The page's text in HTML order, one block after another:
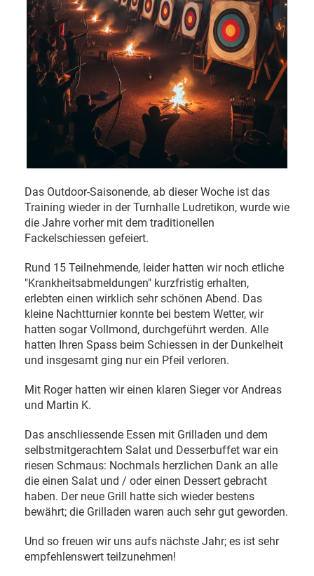
Das Outdoor-Saisonende, ab dieser Woche ist das
Training wieder in der Turnhalle Ludretikon, wurde wie
die Jahre vorher mit dem traditionellen
Fackelschiessen gefeiert.
Rund 15 Teilnehmende, leider hatten wir noch etliche
"Krankheitsabmeldungen" kurzfristig erhalten,
erlebten einen wirklich sehr schönen Abend. Das
kleine Nachtturnier konnte bei bestem Wetter, wir
hatten sogar Vollmond, durchgeführt werden. Alle
hatten Ihren Spass beim Schiessen in der Dunkelheit
und insgesamt ging nur ein Pfeil verloren.
Mit Roger hatten wir einen klaren Sieger vor Andreas
und Martin K.
Das anschliessende Essen mit Grilladen und dem
selbstmitgerachtem Salat und Desserbuffet war ein
riesen Schmaus: Nochmals herzlichen Dank an alle
die einen Salat und / oder einen Dessert gebracht
haben. Der neue Grill hatte sich wieder bestens
bewährt; die Grilladen waren auch sehr gut geworden.
Und so freuen wir uns aufs nächste Jahr; es ist sehr
empfehlenswert teilzunehmen!